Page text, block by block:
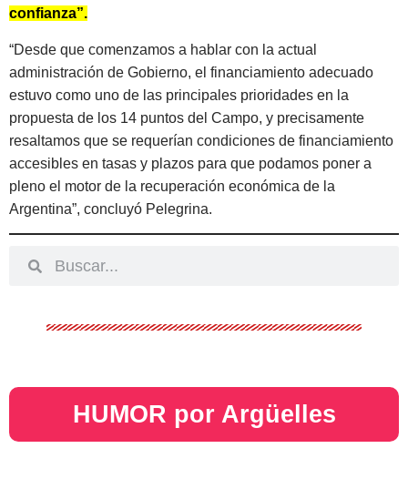
confianza”.
“Desde que comenzamos a hablar con la actual
administración de Gobierno, el financiamiento adecuado
estuvo como uno de las principales prioridades en la
propuesta de los 14 puntos del Campo, y precisamente
resaltamos que se requerían condiciones de financiamiento
accesibles en tasas y plazos para que podamos poner a
pleno el motor de la recuperación económica de la
Argentina”, concluyó Pelegrina.
HUMOR por Argüelles​